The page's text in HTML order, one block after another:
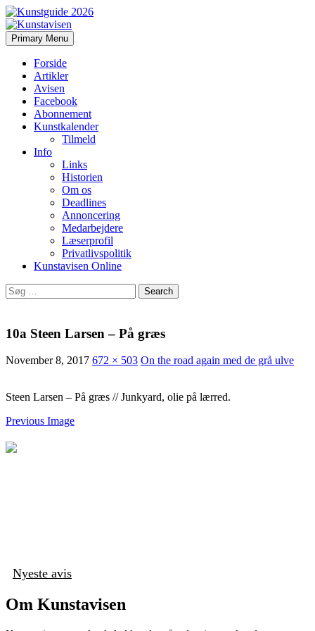
Kunstavisen
Search
Primary Menu Skip
to
Forside
Artikler
Avisen
Facebook
Abonnement
Kunstkalender
Tilmeld
Info
Links
Historien
Om os
Deadlines
Annoncering
Medarbejdere
Læserprofil
Privatlivspolitik
Kunstavisen Online
Search
for:
10a Steen Larsen – På græs
November 8, 2017 672 × 503 On the road again med de grå ulve
Steen Larsen – På græs // Junkyard, olie på lærred.
Previous Image
Nyeste avis
Om Kunstavisen